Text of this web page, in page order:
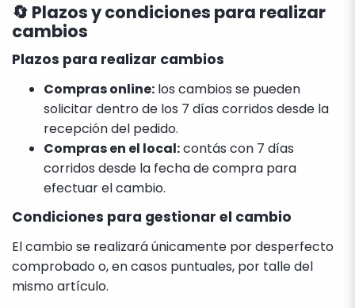
🔄 Plazos y condiciones para realizar
cambios
Plazos para realizar cambios
Compras online: los cambios se pueden
solicitar dentro de los 7 días corridos desde la
recepción del pedido.
Compras en el local:contás con 7 días
corridos desde la fecha de compra para
efectuar el cambio.
Condiciones para gestionar el cambio
El cambio se realizará únicamente por desperfecto
comprobado o, en casos puntuales, por talle del
mismo artículo.